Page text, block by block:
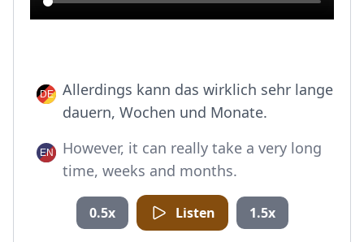
Allerdings kann das wirklich sehr lange
dauern, Wochen und Monate.
However, it can really take a very long
time, weeks and months.
0.5x Listen 1.5x